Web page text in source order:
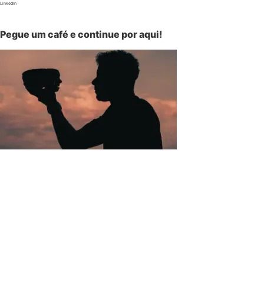
LinkedIn
Pegue um café e continue por aqui!